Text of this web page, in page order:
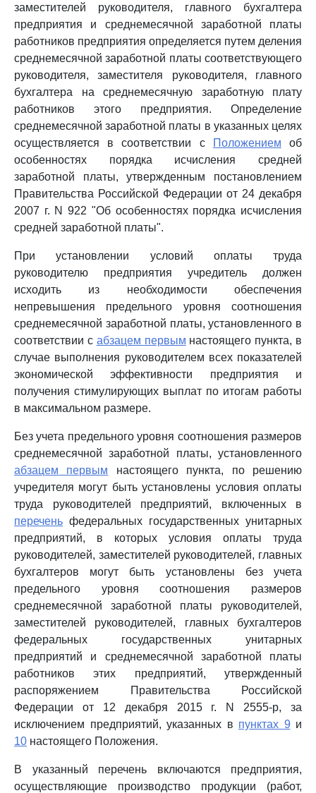
заместителей руководителя, главного бухгалтера
предприятия и среднемесячной заработной платы
работников предприятия определяется путем деления
среднемесячной заработной платы соответствующего
руководителя, заместителя руководителя, главного
бухгалтера на среднемесячную заработную плату
работников этого предприятия. Определение
среднемесячной заработной платы в указанных целях
осуществляется в соответствии с
Положением об
особенностях порядка исчисления средней
заработной платы, утвержденным постановлением
Правительства Российской Федерации от 24 декабря
2007 г. N 922 "Об особенностях порядка исчисления
средней заработной платы".
При установлении условий оплаты труда
руководителю предприятия учредитель должен
исходить из необходимости обеспечения
непревышения предельного уровня соотношения
среднемесячной заработной платы, установленного в
соответствии с абзацем первым настоящего пункта, в
случае выполнения руководителем всех показателей
экономической эффективности предприятия и
получения стимулирующих выплат по итогам работы
в максимальном размере.
Без учета предельного уровня соотношения размеров
среднемесячной заработной платы, установленного
абзацем первым настоящего пункта, по решению
учредителя могут быть установлены условия оплаты
труда руководителей предприятий, включенных в
перечень федеральных государственных унитарных
предприятий, в которых условия оплаты труда
руководителей, заместителей руководителей, главных
бухгалтеров могут быть установлены без учета
предельного уровня соотношения размеров
среднемесячной заработной платы руководителей,
заместителей руководителей, главных бухгалтеров
федеральных государственных унитарных
предприятий и среднемесячной заработной платы
работников этих предприятий, утвержденный
распоряжением Правительства Российской
Федерации от 12 декабря 2015 г. N 2555-р, за
исключением предприятий, указанных в пунктах 9 и
10 настоящего Положения.
В указанный перечень включаются предприятия,
осуществляющие производство продукции (работ,